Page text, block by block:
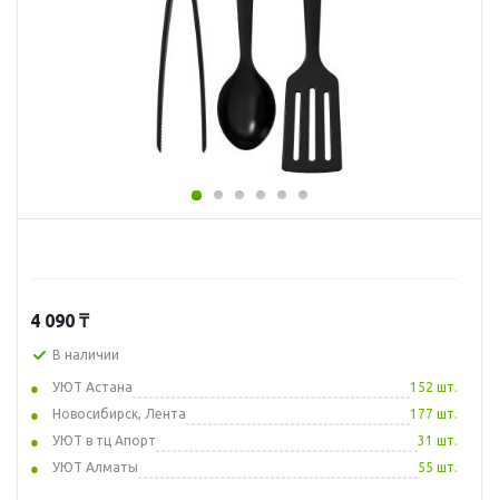
4 090 ₸
В наличии
УЮТ Астана
152 шт.
Новосибирск, Лента
177 шт.
УЮТ в тц Апорт
31 шт.
УЮТ Алматы
55 шт.